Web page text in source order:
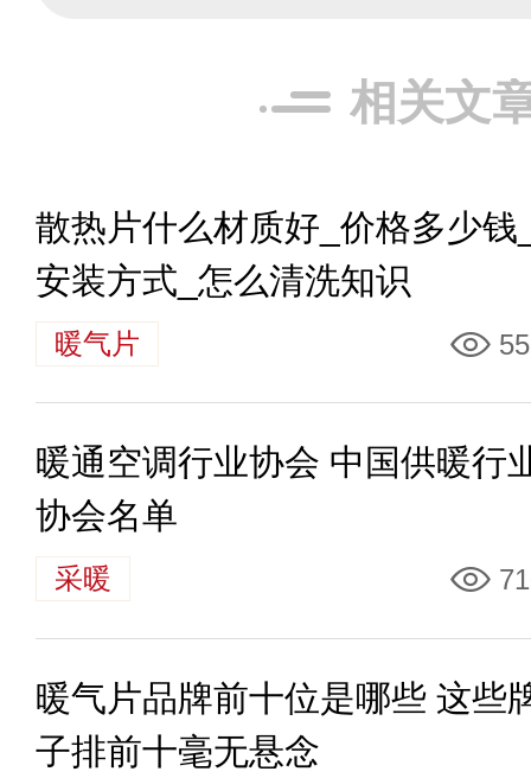
相关文
散热片什么材质好_价格多少钱
安装方式_怎么清洗知识
暖气片
暖通空调行业协会 中国供暖行
协会名单
采暖
暖气片品牌前十位是哪些 这些
子排前十毫无悬念